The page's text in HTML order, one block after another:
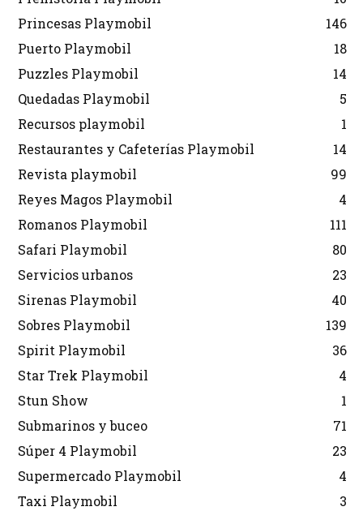
Princesas Playmobil
146
Puerto Playmobil
18
Puzzles Playmobil
14
Quedadas Playmobil
5
Recursos playmobil
1
Restaurantes y Cafeterías Playmobil
14
Revista playmobil
99
Reyes Magos Playmobil
4
Romanos Playmobil
111
Safari Playmobil
80
Servicios urbanos
23
Sirenas Playmobil
40
Sobres Playmobil
139
Spirit Playmobil
36
Star Trek Playmobil
4
Stun Show
1
Submarinos y buceo
71
Súper 4 Playmobil
23
Supermercado Playmobil
4
Taxi Playmobil
3